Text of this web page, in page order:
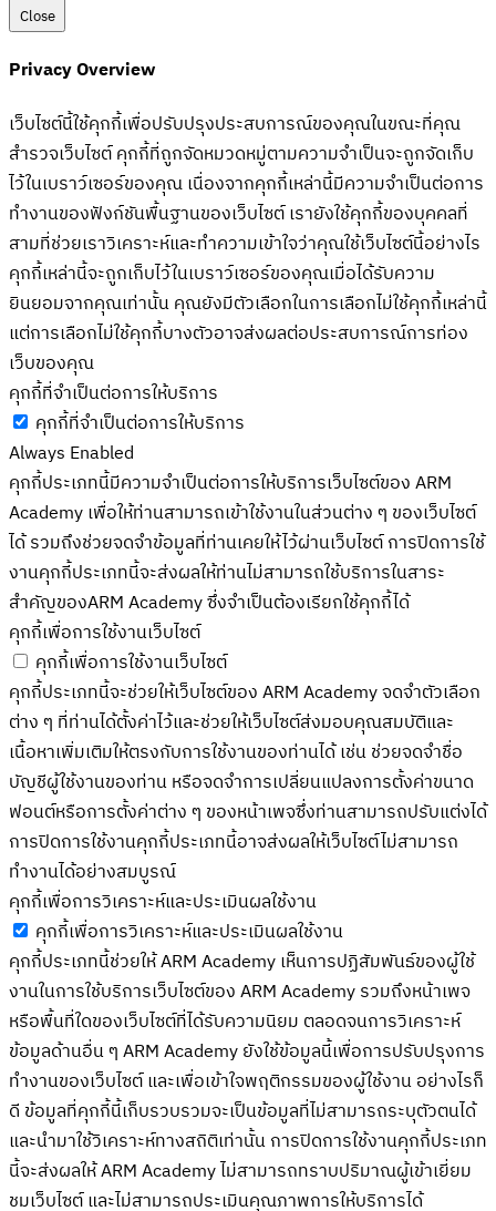
Close
Privacy Overview
เว็บไซต์นี้ใช้คุกกี้เพื่อปรับปรุงประสบการณ์ของคุณในขณะที่คุณ
สำรวจเว็บไซต์ คุกกี้ที่ถูกจัดหมวดหมู่ตามความจำเป็นจะถูกจัดเก็บ
ไว้ในเบราว์เซอร์ของคุณ เนื่องจากคุกกี้เหล่านี้มีความจำเป็นต่อการ
ทำงานของฟังก์ชันพื้นฐานของเว็บไซต์ เรายังใช้คุกกี้ของบุคคลที่
สามที่ช่วยเราวิเคราะห์และทำความเข้าใจว่าคุณใช้เว็บไซต์นี้อย่างไร
คุกกี้เหล่านี้จะถูกเก็บไว้ในเบราว์เซอร์ของคุณเมื่อได้รับความ
ยินยอมจากคุณเท่านั้น คุณยังมีตัวเลือกในการเลือกไม่ใช้คุกกี้เหล่านี้
แต่การเลือกไม่ใช้คุกกี้บางตัวอาจส่งผลต่อประสบการณ์การท่อง
เว็บของคุณ
คุกกี้ที่จำเป็นต่อการให้บริการ
คุกกี้ที่จำเป็นต่อการให้บริการ
Always Enabled
คุกกี้ประเภทนี้มีความจำเป็นต่อการให้บริการเว็บไซต์ของ ARM
Academy เพื่อให้ท่านสามารถเข้าใช้งานในส่วนต่าง ๆ ของเว็บไซต์
ได้ รวมถึงช่วยจดจำข้อมูลที่ท่านเคยให้ไว้ผ่านเว็บไซต์ การปิดการใช้
งานคุกกี้ประเภทนี้จะส่งผลให้ท่านไม่สามารถใช้บริการในสาระ
สำคัญของARM Academy ซึ่งจำเป็นต้องเรียกใช้คุกกี้ได้
คุกกี้เพื่อการใช้งานเว็บไซต์
คุกกี้เพื่อการใช้งานเว็บไซต์
คุกกี้ประเภทนี้จะช่วยให้เว็บไซต์ของ ARM Academy จดจำตัวเลือก
ต่าง ๆ ที่ท่านได้ตั้งค่าไว้และช่วยให้เว็บไซต์ส่งมอบคุณสมบัติและ
เนื้อหาเพิ่มเติมให้ตรงกับการใช้งานของท่านได้ เช่น ช่วยจดจำชื่อ
บัญชีผู้ใช้งานของท่าน หรือจดจำการเปลี่ยนแปลงการตั้งค่าขนาด
ฟอนต์หรือการตั้งค่าต่าง ๆ ของหน้าเพจซึ่งท่านสามารถปรับแต่งได้
การปิดการใช้งานคุกกี้ประเภทนี้อาจส่งผลให้เว็บไซต์ไม่สามารถ
ทำงานได้อย่างสมบูรณ์
คุกกี้เพื่อการวิเคราะห์และประเมินผลใช้งาน
คุกกี้เพื่อการวิเคราะห์และประเมินผลใช้งาน
คุกกี้ประเภทนี้ช่วยให้ ARM Academy เห็นการปฏิสัมพันธ์ของผู้ใช้
งานในการใช้บริการเว็บไซต์ของ ARM Academy รวมถึงหน้าเพจ
หรือพื้นที่ใดของเว็บไซต์ที่ได้รับความนิยม ตลอดจนการวิเคราะห์
ข้อมูลด้านอื่น ๆ ARM Academy ยังใช้ข้อมูลนี้เพื่อการปรับปรุงการ
ทำงานของเว็บไซต์ และเพื่อเข้าใจพฤติกรรมของผู้ใช้งาน อย่างไรก็
ดี ข้อมูลที่คุกกี้นี้เก็บรวบรวมจะเป็นข้อมูลที่ไม่สามารถระบุตัวตนได้
และนำมาใช้วิเคราะห์ทางสถิติเท่านั้น การปิดการใช้งานคุกกี้ประเภท
นี้จะส่งผลให้ ARM Academy ไม่สามารถทราบปริมาณผู้เข้าเยี่ยม
ชมเว็บไซต์ และไม่สามารถประเมินคุณภาพการให้บริการได้